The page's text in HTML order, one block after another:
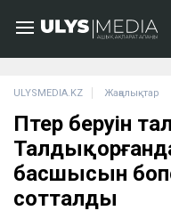
ULYSMEDIA.KZ Жаңалықтар
Пәтер беруін
басшысын
сотталды